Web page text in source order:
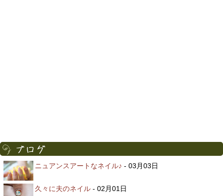
ニュアンスアートなネイル♪ - 03月03日
久々に夫のネイル - 02月01日